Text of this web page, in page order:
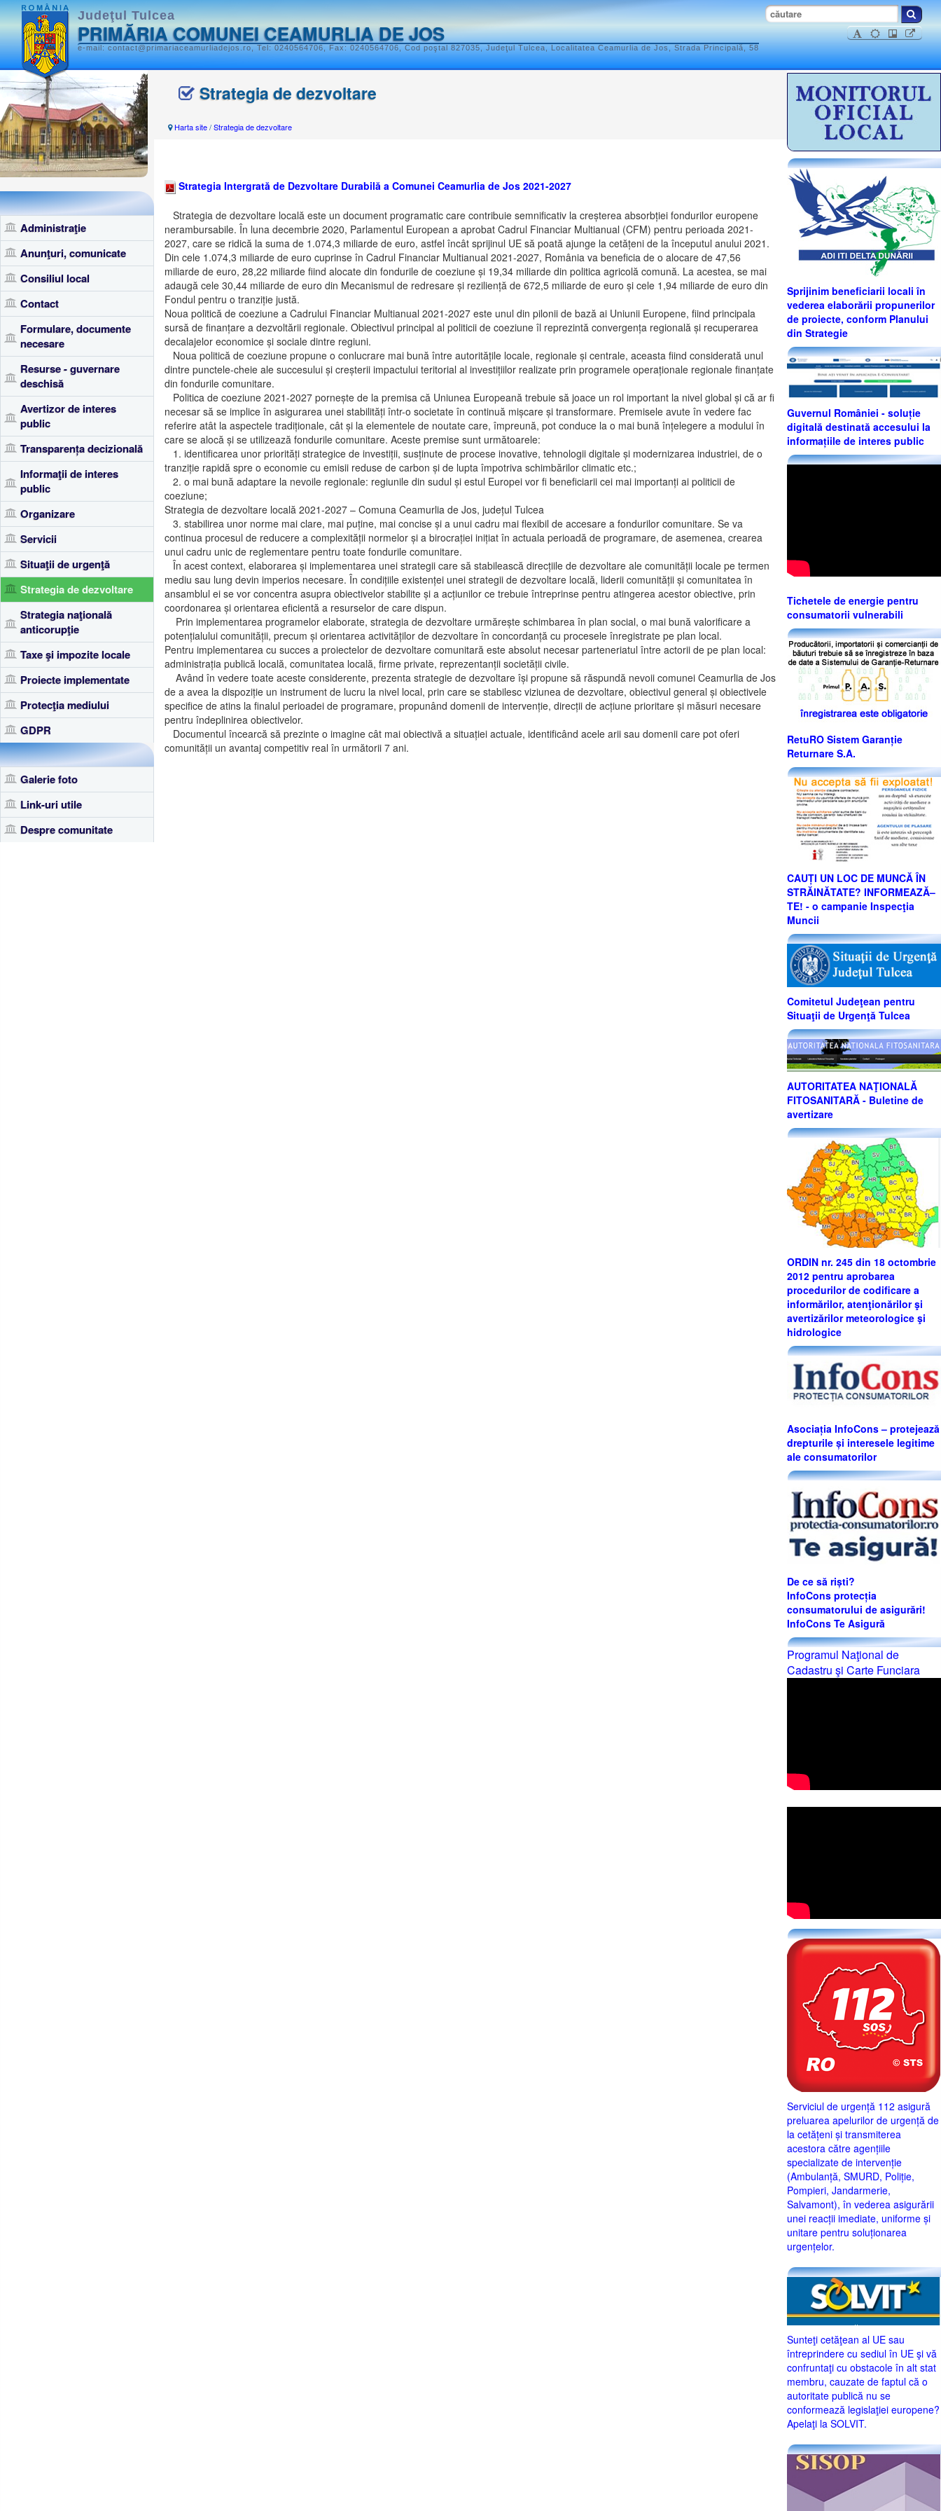
Judeţul Tulcea
PRIMĂRIA COMUNEI CEAMURLIA DE JOS
e-mail: contact@primariaceamurliadejos.ro, Tel: 0240564706, Fax: 0240564706, Cod poştal 827035, Judeţul Tulcea, Localitatea Ceamurlia de Jos, Strada Principală, 58
Administraţie
Anunţuri, comunicate
Consiliul local
Contact
Formulare, documente
necesare
Resurse - guvernare
deschisă
Avertizor de interes
public
Transparența decizională
Informaţii de interes
public
Organizare
Servicii
Situaţii de urgenţă
Strategia de dezvoltare
Strategia naţională
anticorupţie
Taxe şi impozite locale
Proiecte implementate
Protecţia mediului
GDPR
Galerie foto
Link-uri utile
Despre comunitate
Strategia de dezvoltare
Harta site/Strategia de dezvoltare
Strategia Intergrată de Dezvoltare Durabilă a Comunei Ceamurlia de Jos 2021-2027
Strategia de dezvoltare locală este un document programatic care contribuie semnificativ la creșterea absorbției fondurilor europene
nerambursabile. În luna decembrie 2020, Parlamentul European a aprobat Cadrul Financiar Multianual (CFM) pentru perioada 2021-
2027, care se ridică la suma de 1.074,3 miliarde de euro, astfel încât sprijinul UE să poată ajunge la cetățeni de la începutul anului 2021.
Din cele 1.074,3 miliarde de euro cuprinse în Cadrul Financiar Multianual 2021-2027, România va beneficia de o alocare de 47,56
miliarde de euro, 28,22 miliarde fiind alocate din fondurile de coeziune și 19,34 miliarde din politica agricolă comună. La acestea, se mai
adaugă cele 30,44 miliarde de euro din Mecanismul de redresare și reziliență de 672,5 miliarde de euro și cele 1,94 miliarde de euro din
Fondul pentru o tranziție justă.
Noua politică de coeziune a Cadrului Financiar Multianual 2021-2027 este unul din pilonii de bază ai Uniunii Europene, fiind principala
sursă de finanțare a dezvoltării regionale. Obiectivul principal al politicii de coeziune îl reprezintă convergența regională și recuperarea
decalajelor economice și sociale dintre regiuni.
Noua politică de coeziune propune o conlucrare mai bună între autoritățile locale, regionale și centrale, aceasta fiind considerată unul
dintre punctele-cheie ale succesului și creșterii impactului teritorial al investițiilor realizate prin programele operaționale regionale finanțate
din fondurile comunitare.
Politica de coeziune 2021-2027 pornește de la premisa că Uniunea Europeană trebuie să joace un rol important la nivel global și că ar fi
necesar să se implice în asigurarea unei stabilități într-o societate în continuă mișcare și transformare. Premisele avute în vedere fac
referire atât la aspectele tradiționale, cât și la elementele de noutate care, împreună, pot conduce la o mai bună înțelegere a modului în
care se alocă și se utilizează fondurile comunitare. Aceste premise sunt următoarele:
1. identificarea unor priorități strategice de investiții, susținute de procese inovative, tehnologii digitale și modernizarea industriei, de o
tranziție rapidă spre o economie cu emisii reduse de carbon și de lupta împotriva schimbărilor climatic etc.;
2. o mai bună adaptare la nevoile regionale: regiunile din sudul și estul Europei vor fi beneficiarii cei mai importanți ai politicii de
coeziune;
Strategia de dezvoltare locală 2021-2027 – Comuna Ceamurlia de Jos, județul Tulcea
3. stabilirea unor norme mai clare, mai puține, mai concise și a unui cadru mai flexibil de accesare a fondurilor comunitare. Se va
continua procesul de reducere a complexității normelor și a birocrației inițiat în actuala perioadă de programare, de asemenea, crearea
unui cadru unic de reglementare pentru toate fondurile comunitare.
În acest context, elaborarea și implementarea unei strategii care să stabilească direcțiile de dezvoltare ale comunității locale pe termen
mediu sau lung devin imperios necesare. În condițiile existenței unei strategii de dezvoltare locală, liderii comunității și comunitatea în
ansamblul ei se vor concentra asupra obiectivelor stabilite și a acțiunilor ce trebuie întreprinse pentru atingerea acestor obiective, prin
coordonarea și orientarea eficientă a resurselor de care dispun.
Prin implementarea programelor elaborate, strategia de dezvoltare urmărește schimbarea în plan social, o mai bună valorificare a
potențialului comunității, precum și orientarea activităților de dezvoltare în concordanță cu procesele înregistrate pe plan local.
Pentru implementarea cu succes a proiectelor de dezvoltare comunitară este absolut necesar parteneriatul între actorii de pe plan local:
administrația publică locală, comunitatea locală, firme private, reprezentanții societății civile.
Având în vedere toate aceste considerente, prezenta strategie de dezvoltare își propune să răspundă nevoii comunei Ceamurlia de Jos
de a avea la dispoziție un instrument de lucru la nivel local, prin care se stabilesc viziunea de dezvoltare, obiectivul general și obiectivele
specifice de atins la finalul perioadei de programare, propunând domenii de intervenție, direcții de acțiune prioritare și măsuri necesare
pentru îndeplinirea obiectivelor.
Documentul încearcă să prezinte o imagine cât mai obiectivă a situației actuale, identificând acele arii sau domenii care pot oferi
comunității un avantaj competitiv real în următorii 7 ani.
Sprijinim beneficiarii locali în
vederea elaborării propunerilor
de proiecte, conform Planului
din Strategie
Guvernul României - soluție
digitală destinată accesului la
informațiile de interes public
Tichetele de energie pentru
consumatorii vulnerabili
RetuRO Sistem Garanție
Returnare S.A.
CAUȚI UN LOC DE MUNCĂ ÎN
STRĂINĂTATE? INFORMEAZĂ–
TE! - o campanie Inspecţia
Muncii
Comitetul Judeţean pentru
Situaţii de Urgenţă Tulcea
AUTORITATEA NAŢIONALĂ
FITOSANITARĂ - Buletine de
avertizare
ORDIN nr. 245 din 18 octombrie
2012 pentru aprobarea
procedurilor de codificare a
informărilor, atenţionărilor şi
avertizărilor meteorologice şi
hidrologice
Asociația InfoCons – protejează
drepturile și interesele legitime
ale consumatorilor
De ce să riști?
InfoCons protecția
consumatorului de asigurări!
InfoCons Te Asigură
Programul Naţional de
Cadastru şi Carte Funciara
Serviciul de urgență 112 asigură
preluarea apelurilor de urgență de
la cetățeni și transmiterea
acestora către agențiile
specializate de intervenție
(Ambulanță, SMURD, Poliție,
Pompieri, Jandarmerie,
Salvamont), în vederea asigurării
unei reacții imediate, uniforme și
unitare pentru soluționarea
urgențelor.
Sunteţi cetăţean al UE sau
întreprindere cu sediul în UE şi vă
confruntaţi cu obstacole în alt stat
membru, cauzate de faptul că o
autoritate publică nu se
conformează legislaţiei europene?
Apelaţi la SOLVIT.